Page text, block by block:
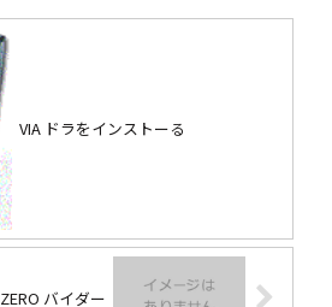
VIA ドラをインストーる
ZERO バイダー